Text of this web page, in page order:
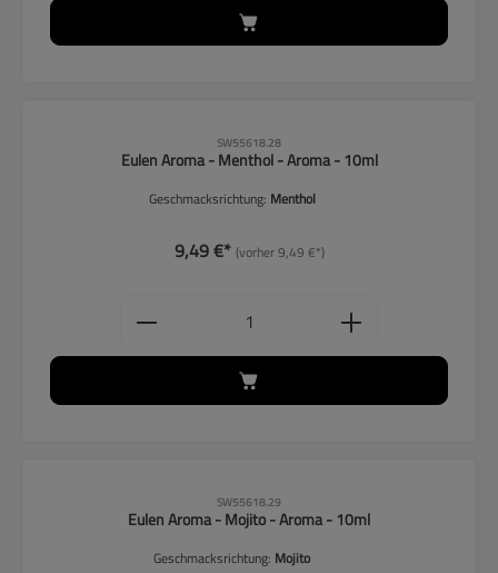
SW55618.28
Eulen Aroma - Menthol - Aroma - 10ml
Geschmacksrichtung: Menthol
9,49 €* (vorher 9,49 €*)
Produkt Anzahl: Gib den
SW55618.29
Eulen Aroma - Mojito - Aroma - 10ml
Geschmacksrichtung: Mojito